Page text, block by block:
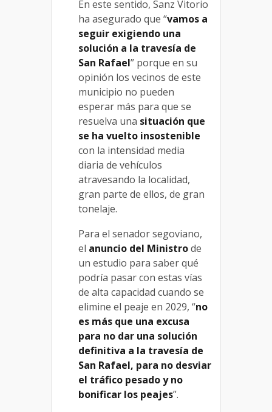
En este sentido, Sanz Vitorio
ha asegurado que “vamos a
seguir exigiendo una
solución a la travesía de
San Rafael” porque en su
opinión los vecinos de este
municipio no pueden
esperar más para que se
resuelva una situación que
se ha vuelto insostenible
con la intensidad media
diaria de vehículos
atravesando la localidad,
gran parte de ellos, de gran
tonelaje.
Para el senador segoviano,
el anuncio del Ministrode
un estudio para saber qué
podría pasar con estas vías
de alta capacidad cuando se
elimine el peaje en 2029, “no
es más que una excusa
para no dar una solución
definitiva a la travesía de
San Rafael, para no desviar
el tráfico pesado y no
bonificar los peajes”.